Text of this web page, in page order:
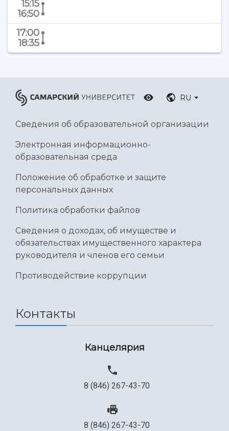
Ботанический сад
Умный дом бабочек
Международный межвузовский кампус
Сведения об образовательной организации
15:15
16:50
17:00
18:35
RU
Сведения об образовательной организации
Электронная информационно-
образовательная среда
Положение об обработке и защите
персональных данных
Политика обработки файлов
Сведения о доходах, об имуществе и
обязательствах имущественного характера
руководителя и членов его семьи
Противодействие коррупции
Контакты
Канцелярия
8 (846) 267-43-70
8 (846) 267-43-70